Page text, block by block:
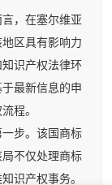
，在塞尔维亚
区具有影响力
识产权法律环
最新信息的申
程。
步。该国商标
不仅处理商标
识产权事务。